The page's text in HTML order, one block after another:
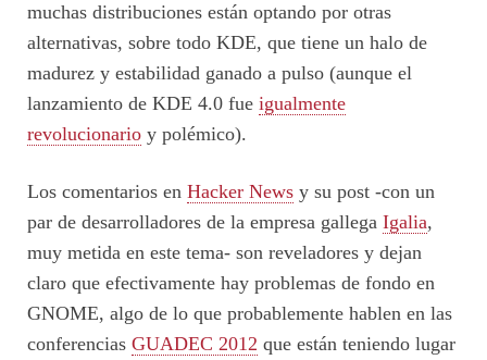
muchas distribuciones están optando por otras
alternativas, sobre todo KDE, que tiene un halo de
madurez y estabilidad ganado a pulso (aunque el
lanzamiento de KDE 4.0 fue igualmente
revolucionario y polémico).
Los comentarios en Hacker News y su post -con un
par de desarrolladores de la empresa gallega Igalia,
muy metida en este tema- son reveladores y dejan
claro que efectivamente hay problemas de fondo en
GNOME, algo de lo que probablemente hablen en las
conferencias GUADEC 2012 que están teniendo lugar